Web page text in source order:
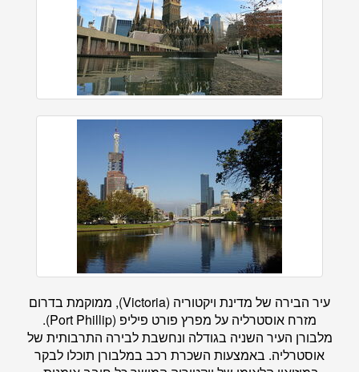
עיר הבירה של מדינת ויקטוריה (Victoria), ממוקמת בדרום
מזרח אוסטרליה על מפרץ פורט פיליפ (Port Phillip).
מלבורן העיר השניה בגודלה ונחשבת לבירה התרבותית של
אוסטרליה. באמצעות השכרת רכב במלבורן תוכלו לבקר